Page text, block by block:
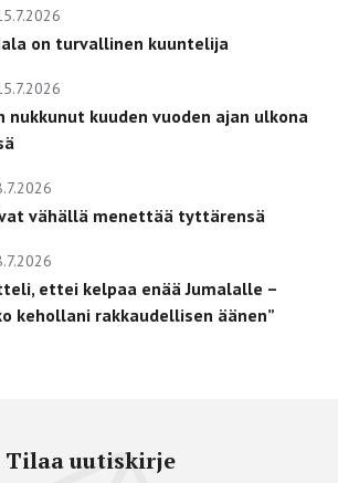
on turvallinen kuuntelija
nukkunut kuuden vuoden ajan ulkona
vähällä menettää tyttärensä
ettei kelpaa enää Jumalalle –
kehollani rakkaudellisen äänen”
Tilaa uutiskirje